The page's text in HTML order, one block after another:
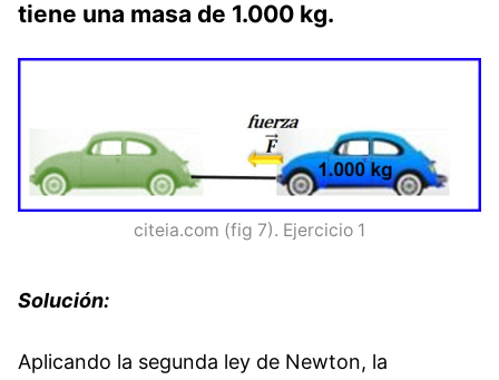
tiene una masa de 1.000 kg.
citeia.com (fig 7). Ejercicio 1
Solución:
Aplicando la segunda ley de Newton, la